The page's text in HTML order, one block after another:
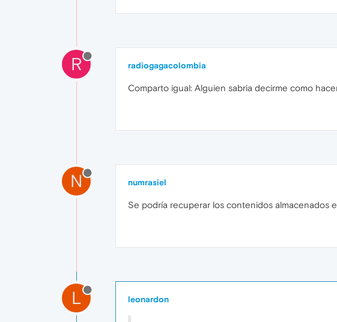
R radiogagacolombia
Comparto igual: Alguien sabria decirme como
N numrasiel
Se podría recuperar los contenidos almacenados
L leonardon